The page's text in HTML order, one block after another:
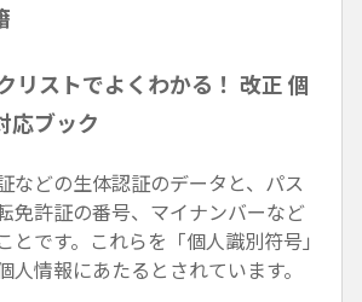
リストでよくわかる！ 改正 個
応ブック
などの生体認証のデータと、パス
免許証の番号、マイナンバーなど
とです。これらを「個人識別符号」
人情報にあたるとされています。